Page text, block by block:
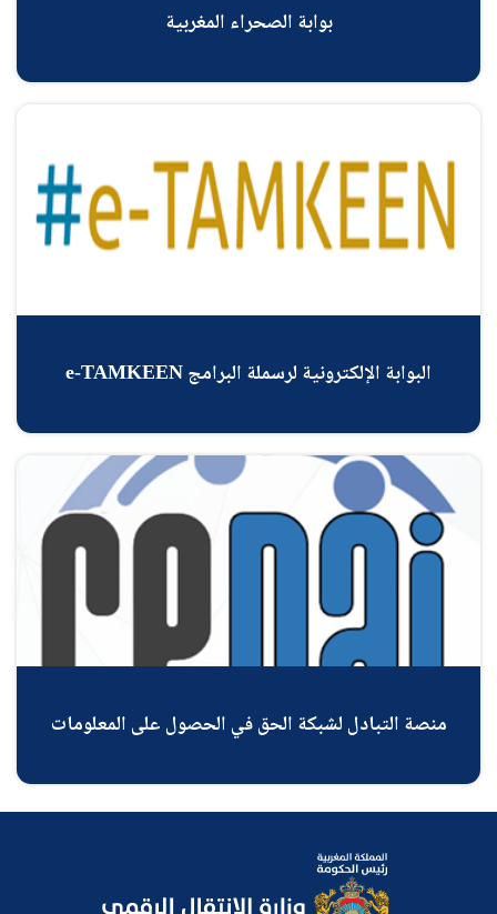
بوابة الصحراء المغربية
البوابة الإلكترونية لرسملة البرامج e-TAMKEEN
منصة التبادل لشبكة الحق في الحصول على المعلومات